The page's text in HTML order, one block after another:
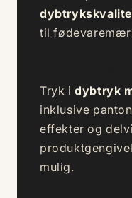
til
Tryk idybtryk
inklusive
effekter og
mulig.